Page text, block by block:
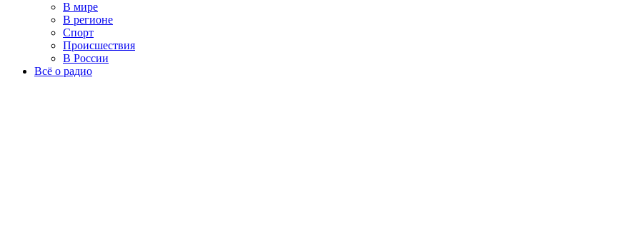
В мире
В регионе
Спорт
Происшествия
В России
Всё о радио